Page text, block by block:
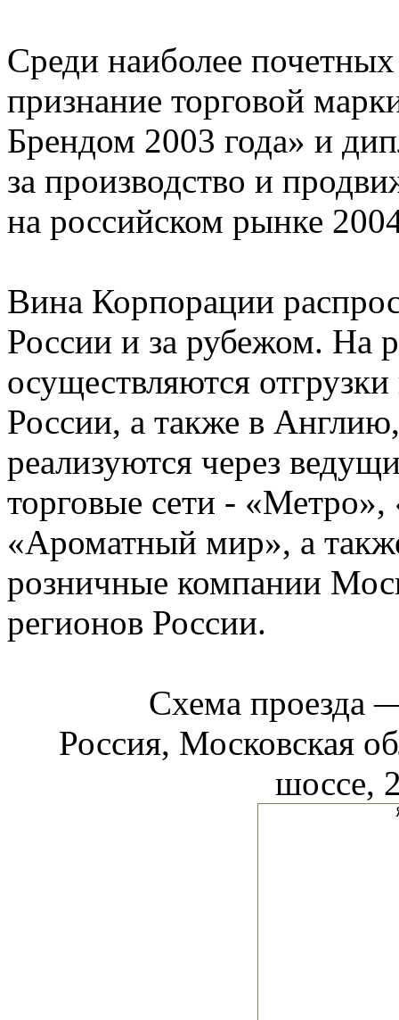
Среди наиболее
признание торговой
Брендом 2003 года» и
за производство и
на российском рынке
Вина Корпорации
России и за рубежом. На
осуществляются
России, а также в
реализуются через
торговые сети -
«Ароматный мир», а
розничные компании
регионов России.
Схема проезда
Россия, Московская
шоссе,